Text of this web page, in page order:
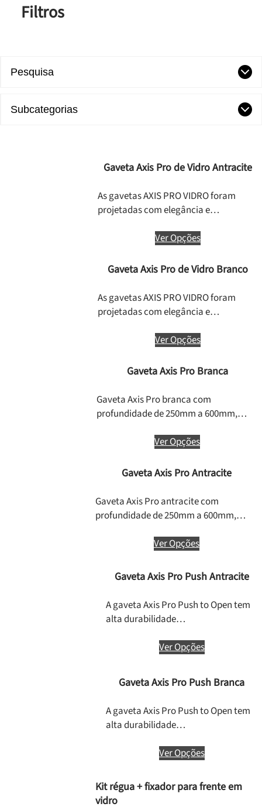
Filtros
Pesquisa
Subcategorias
Gaveta Axis Pro de Vidro Antracite
As gavetas AXIS PRO VIDRO foram
projetadas com elegância e…
Ver Opções
Gaveta Axis Pro de Vidro Branco
As gavetas AXIS PRO VIDRO foram
projetadas com elegância e…
Ver Opções
Gaveta Axis Pro Branca
Gaveta Axis Pro branca com
profundidade de 250mm a 600mm,…
Ver Opções
Gaveta Axis Pro Antracite
Gaveta Axis Pro antracite com
profundidade de 250mm a 600mm,…
Ver Opções
Gaveta Axis Pro Push Antracite
A gaveta Axis Pro Push to Open tem
alta durabilidade…
Ver Opções
Gaveta Axis Pro Push Branca
A gaveta Axis Pro Push to Open tem
alta durabilidade…
Ver Opções
Kit régua + fixador para frente em
vidro